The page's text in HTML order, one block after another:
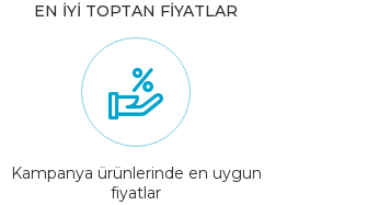
EN İYİ TOPTAN FİYATLAR
Kampanya ürünlerinde en uygun
fiyatlar